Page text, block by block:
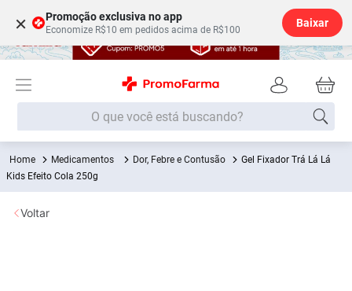
× Promoção exclusiva no app
Economize R$10 em pedidos acima de R$100
Baixar
O que você está buscando?
Medicamentos Dor, Febre e Contusão
Gel Fixador Trá Lá Lá
Kids Efeito Cola 250g
Voltar
Termos mais buscados
1º Fralda
2